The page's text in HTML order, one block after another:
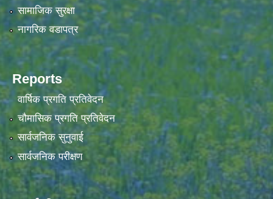
सामाजिक सुरक्षा
नागरिक वडापत्र
Reports
वार्षिक प्रगति प्रतिवेदन
चौमासिक प्रगति प्रतिवेदन
सार्वजनिक सुनुवाई
सार्वजनिक परीक्षण